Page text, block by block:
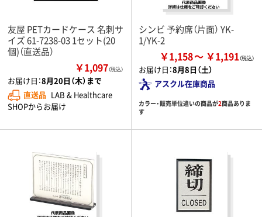
友屋 PETカードケース 名刺サ
イズ 61-7238-03 1セット(20
個)（直送品）
￥1,097（税込）
お届け日：8月20日（木）まで
直送品 LAB & Healthcare
SHOPからお届け
シンビ 予約席（片面） YK-
1/YK-2
￥1,158 ￥1,191
お届け日：8月8日（土）
アスクル在庫商品
カラー・販売単位違いの商品が2商品ありま
す